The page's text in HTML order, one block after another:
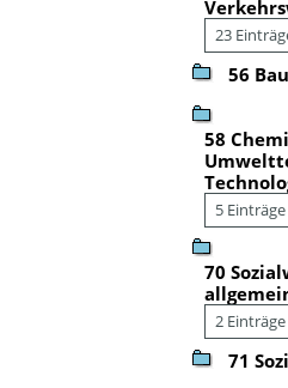
23
56
58
5 Einträge
70
2 Einträge
71